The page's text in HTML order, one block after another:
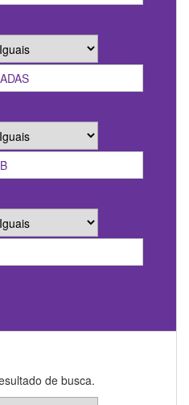
de busca.